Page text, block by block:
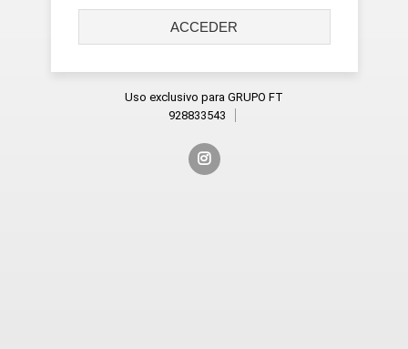
ACCEDER
Uso exclusivo para GRUPO FT
928833543